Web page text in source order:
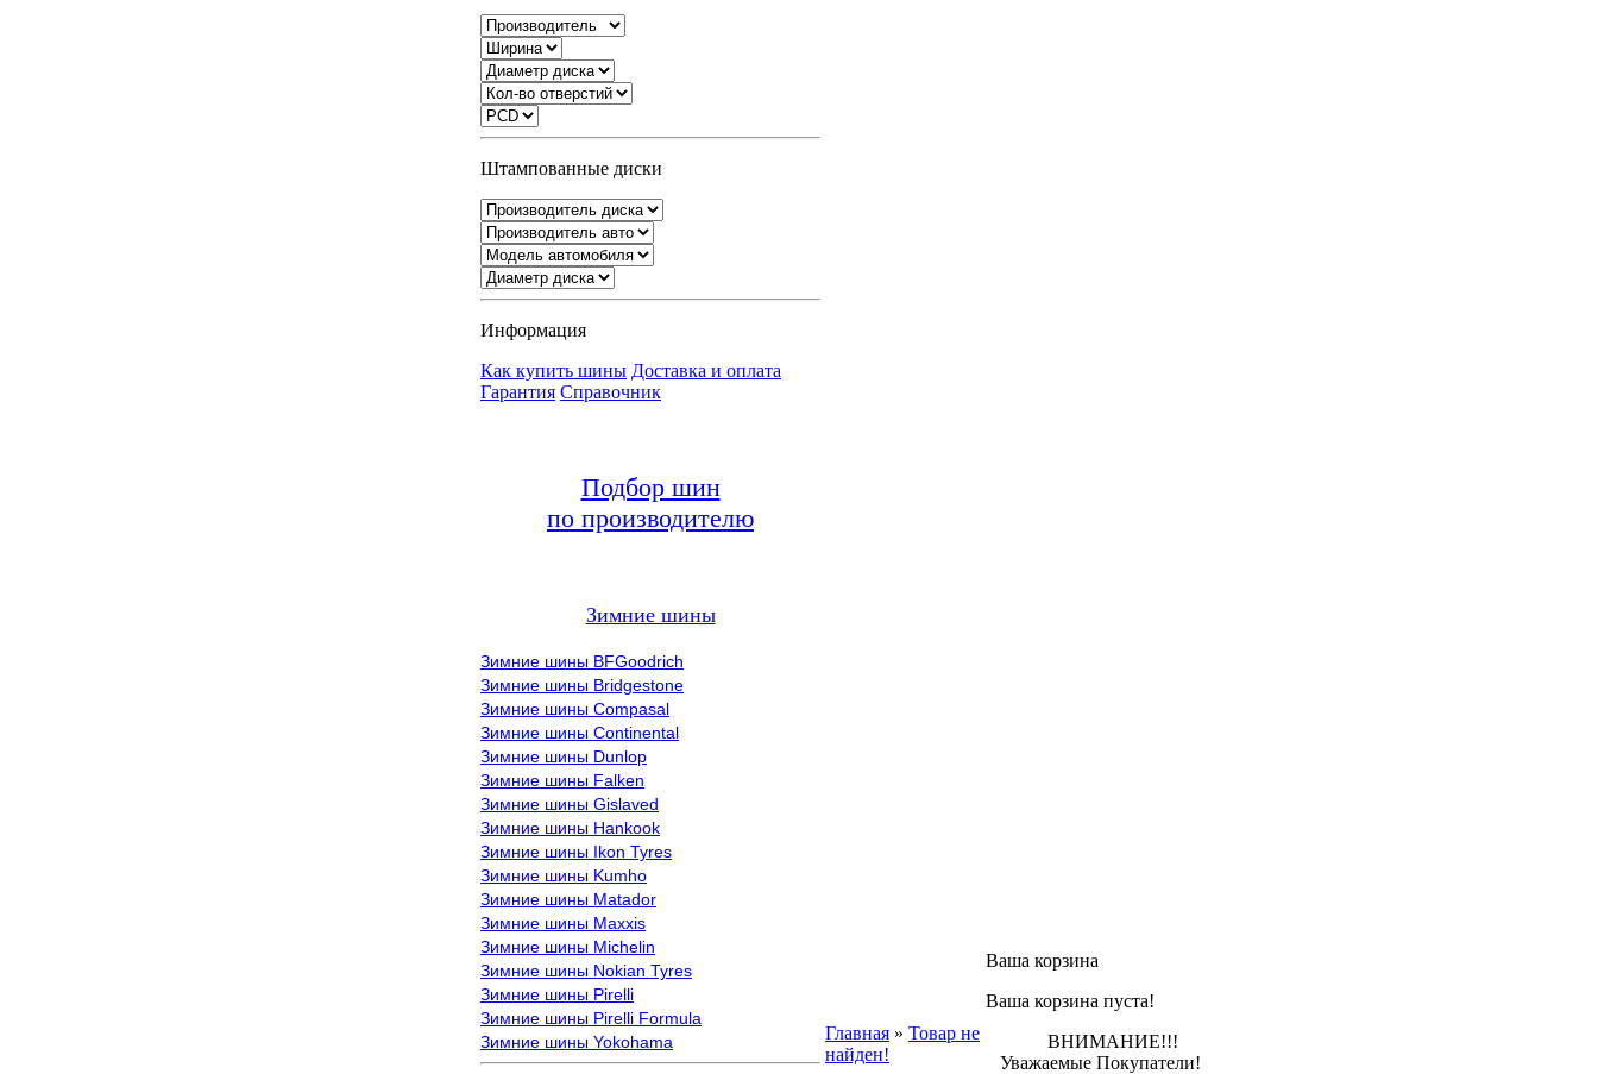
Штампованные диски
Информация
Как купить шины Доставка и оплата
Гарантия Справочник
Подбор шин
по производителю
Зимние шины
Зимние шины BFGoodrich
Зимние шины Bridgestone
Зимние шины Compasal
Зимние шины Continental
Зимние шины Dunlop
Зимние шины Falken
Зимние шины Gislaved
Зимние шины Hankook
Зимние шины Ikon Tyres
Зимние шины Kumho
Зимние шины Matador
Зимние шины Maxxis
Зимние шины Michelin
Зимние шины Nokian Tyres
Зимние шины Pirelli
Зимние шины Pirelli Formula
Зимние шины Yokohama
Главная » Товар не
найден!
Ваша корзина
Ваша корзина пуста!
ВНИМАНИЕ!!!
Уважаемые Покупатели!